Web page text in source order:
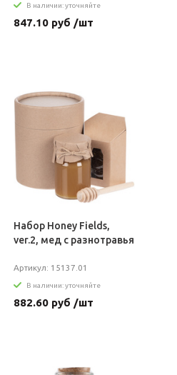
В наличии: уточняйте
847.10 руб /шт
Набор Honey Fields,
ver.2, мед с разнотравья
Артикул: 15137.01
В наличии: уточняйте
882.60 руб /шт